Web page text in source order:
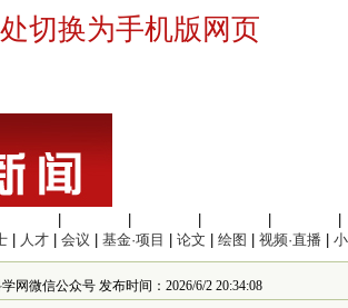
切换为手机版网页
人才 会议 基金·项目 论文 绘图 视频·直播
网微信公众号 发布时间：2026/6/2 20:34:08